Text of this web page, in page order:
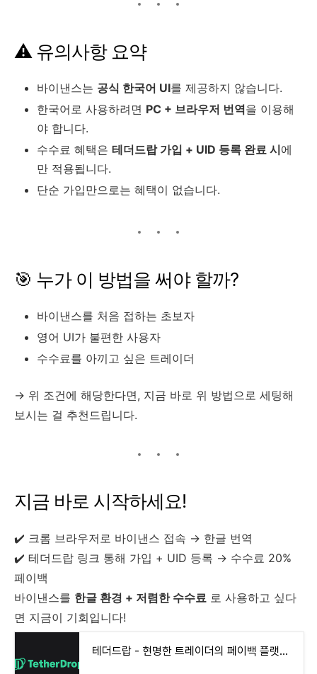
⚠ 유의사항 요약
바이낸스는 공식 한국어 UI를 제공하지 않습니다.
한국어로 사용하려면 PC + 브라우저 번역을 이용해
야 합니다.
수수료 혜택은 테더드랍 가입 + UID 등록 완료 시에
만 적용됩니다.
단순 가입만으로는 혜택이 없습니다.
🎯 누가 이 방법을 써야 할까?
바이낸스를 처음 접하는 초보자
영어 UI가 불편한 사용자
수수료를 아끼고 싶은 트레이더
→ 위 조건에 해당한다면, 지금 바로 위 방법으로 세팅해
보시는 걸 추천드립니다.
지금 바로 시작하세요!
✔️ 크롬 브라우저로 바이낸스 접속 → 한글 번역
✔️ 테더드랍 링크 통해 가입 + UID 등록 → 수수료 20%
페이백
바이낸스를 한글 환경 + 저렴한 수수료 로 사용하고 싶다
면 지금이 기회입니다!
테더드랍 - 현명한 트레이더의 페이백 플랫폼 바이비트,비트겟 OKX 셀퍼럴